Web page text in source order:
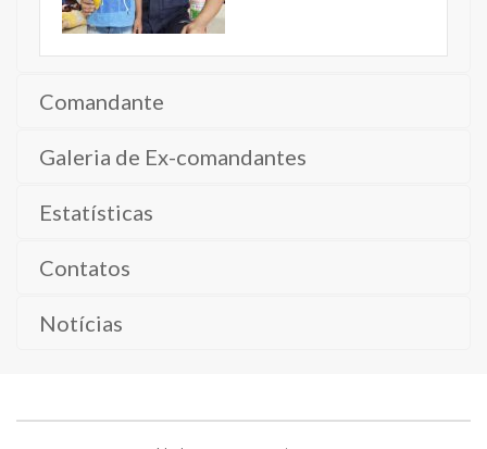
Comandante
Galeria de Ex-comandantes
Estatísticas
Contatos
Notícias